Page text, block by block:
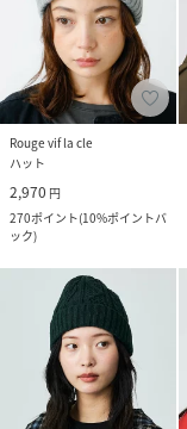
Rouge vif la cle
ハット
2,970 円
270ポイント(10%ポイントバ
ック)